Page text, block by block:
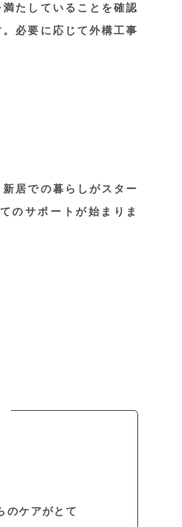
たしていることを確認
必要に応じて外構工事
居での暮らしがスター
のサポートが始まりま
のケアがとて